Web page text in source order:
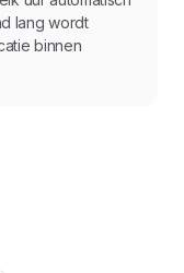
lang wordt
binnen